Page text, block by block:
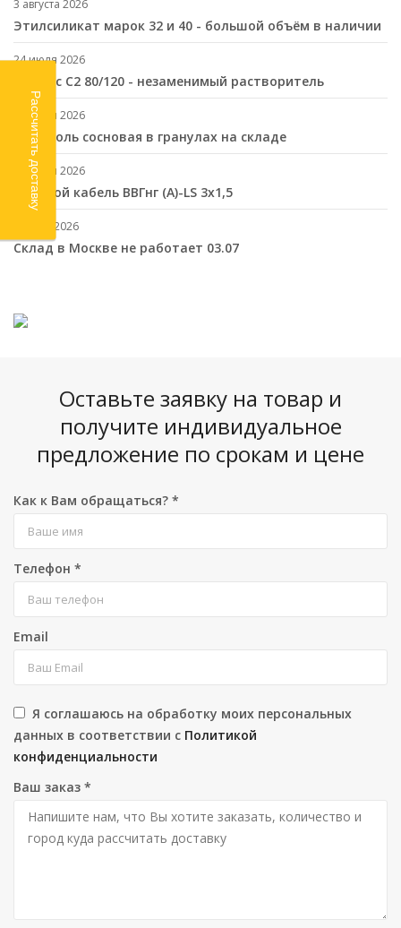
3 августа 2026
Этилсиликат марок 32 и 40 - большой объём в наличии
24 июля 2026
Нефрас С2 80/120 - незаменимый растворитель
17 июля 2026
Канифоль сосновая в гранулах на складе
10 июля 2026
Cиловой кабель ВВГнг (A)-LS 3х1,5
2 июля 2026
Склад в Москве не работает 03.07
Оставьте заявку на товар и
получите индивидуальное
предложение по срокам и цене
Как к Вам обращаться? *
Телефон *
Email
Я соглашаюсь на обработку моих персональных
данных в соответствии с Политикой
конфиденциальности
Ваш заказ *
Рассчитать доставку